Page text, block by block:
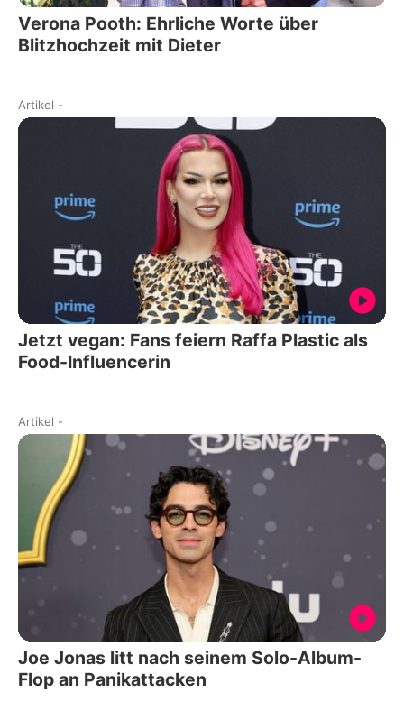
Verona Pooth: Ehrliche Worte über
Blitzhochzeit mit Dieter
Artikel -
Jetzt vegan: Fans feiern Raffa Plastic als
Food-Influencerin
Artikel -
Joe Jonas litt nach seinem Solo-Album-
Flop an Panikattacken